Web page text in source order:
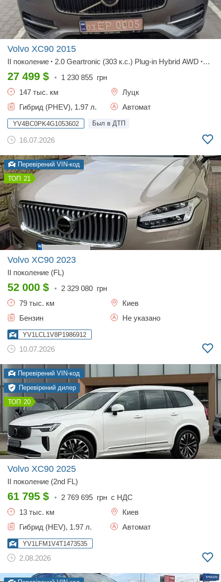
Volvo XC90 2015
II поколение • 2.0 Geartronic (303 к.с.) Plug-in Hybrid AWD •
Base
27 499 $ • 1 230 855 грн
147 тыс. км
Луцк
Гибрид (PHEV), 1.97 л.
Автомат
YV4BC0PK4G1053602 Был в ДТП
16.07.2026
Перевірений VIN-код
21
Volvo XC90 2023
II поколение (FL)
52 000 $ • 2 329 080 грн
79 тыс. км
Киев
Бензин
Не указано
YV1LCL1V8P1986912
10.07.2026
Перевірений VIN-код
Перевірений дилер
20
Volvo XC90 2025
II поколение (2nd FL)
61 795 $ • 2 769 695 грн с НДС
13 тыс. км
Киев
Гибрид (HEV), 1.97 л.
Автомат
YV1LFM1V4T1473535
2.08.2026